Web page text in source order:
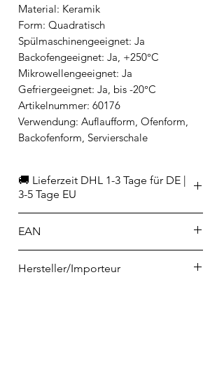
Material: Keramik
Form: Quadratisch
Spülmaschinengeeignet: Ja
Backofengeeignet: Ja, +250°C
Mikrowellengeeignet: Ja
Gefriergeeignet: Ja, bis -20°C
Artikelnummer: 60176
Verwendung: Auflaufform, Ofenform,
Backofenform, Servierschale
🚚 Lieferzeit DHL 1-3 Tage für DE |
3-5 Tage EU
EAN
Hersteller/Importeur